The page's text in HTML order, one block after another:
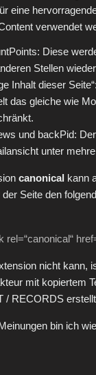
eine
verwendet
Diese
Stellen
Inhalt dieser
das gleiche wie
und backPid:
unter
canonical kann
Seite den
rel=“canonical“
nicht kann,
mit kopiertem
/ RECORDS
bin ich